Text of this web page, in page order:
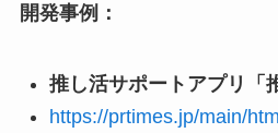
開発事例：
推し活サポートアプリ「
https://prtimes.jp/main/